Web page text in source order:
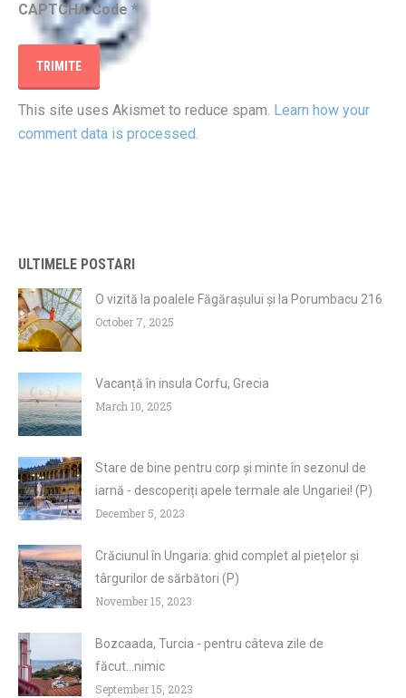
CAPTCHA Code *
This site uses Akismet to reduce spam. Learn how your
comment data is processed.
ULTIMELE POSTARI
O vizită la poalele Făgărașului și la Porumbacu 216
October 7, 2025
Vacanță în insula Corfu, Grecia
March 10, 2025
Stare de bine pentru corp și minte în sezonul de
iarnă - descoperiți apele termale ale Ungariei! (P)
December 5, 2023
Crăciunul în Ungaria: ghid complet al piețelor și
târgurilor de sărbători (P)
November 15, 2023
Bozcaada, Turcia - pentru câteva zile de
făcut...nimic
September 15, 2023